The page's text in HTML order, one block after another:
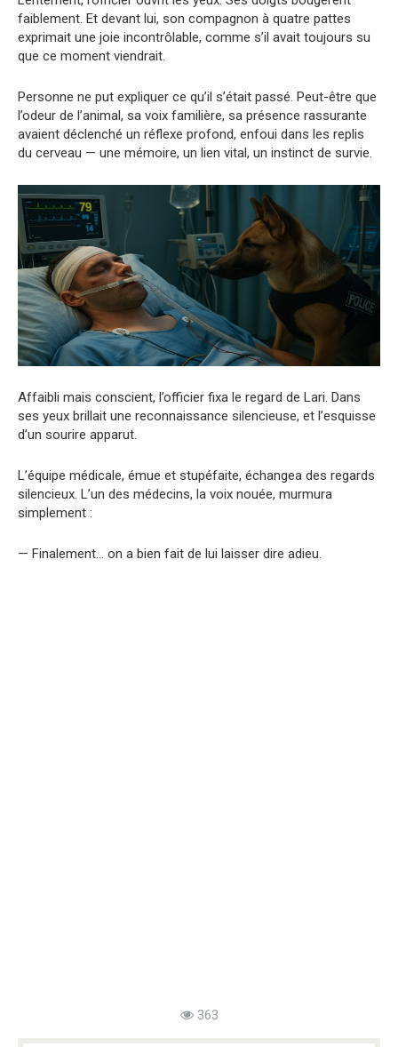
faiblement. Et devant lui, son compagnon à quatre pattes
exprimait une joie incontrôlable, comme s’il avait toujours su
que ce moment viendrait.
Personne ne put expliquer ce qu’il s’était passé. Peut-être que
l’odeur de l’animal, sa voix familière, sa présence rassurante
avaient déclenché un réflexe profond, enfoui dans les replis
du cerveau — une mémoire, un lien vital, un instinct de survie.
Affaibli mais conscient, l’officier fixa le regard de Lari. Dans
ses yeux brillait une reconnaissance silencieuse, et l’esquisse
d’un sourire apparut.
L’équipe médicale, émue et stupéfaite, échangea des regards
silencieux. L’un des médecins, la voix nouée, murmura
simplement :
— Finalement… on a bien fait de lui laisser dire adieu.
363